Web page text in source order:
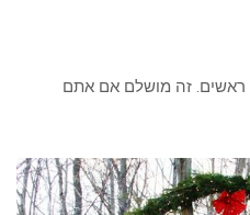
ראשים. זה מושלם אם אתם